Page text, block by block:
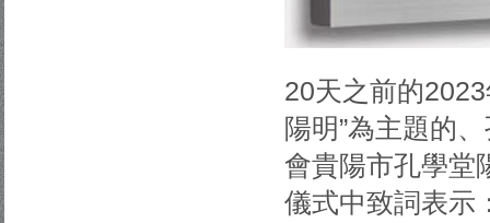
20天之前的
陽明”為主題的
會貴陽市孔學堂
儀式中致詞表示